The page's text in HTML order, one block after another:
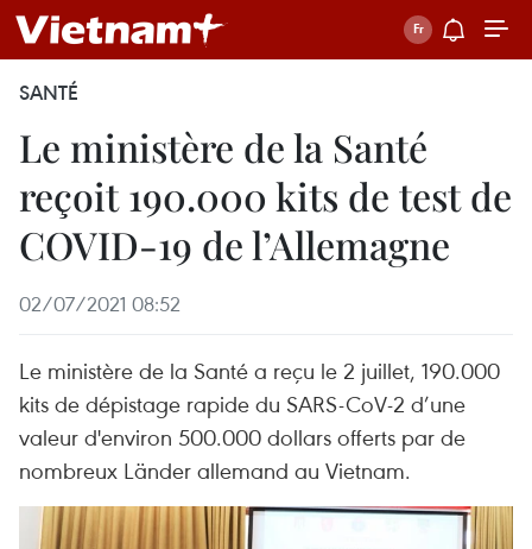
SANTÉ
Le ministère de la Santé
reçoit 190.000 kits de test de
COVID-19 de l’Allemagne
02/07/2021 08:52
Le ministère de la Santé a reçu le 2 juillet, 190.000
kits de dépistage rapide du SARS-CoV-2 d’une
valeur d'environ 500.000 dollars offerts par de
nombreux Länder allemand au Vietnam.